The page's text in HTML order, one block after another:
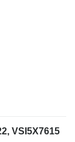
VSI5X7615